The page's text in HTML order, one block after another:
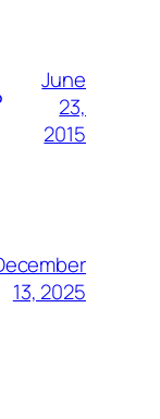
June
23,
2015
13, 2025